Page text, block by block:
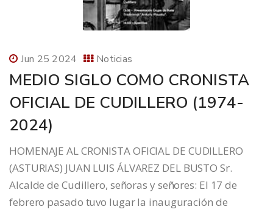
Jun 25 2024 Noticias
MEDIO SIGLO COMO CRONISTA
OFICIAL DE CUDILLERO (1974-
2024)
HOMENAJE AL CRONISTA OFICIAL DE CUDILLERO
(ASTURIAS) JUAN LUIS ÁLVAREZ DEL BUSTO Sr.
Alcalde de Cudillero, señoras y señores: El 17 de
febrero pasado tuvo lugar la inauguración de